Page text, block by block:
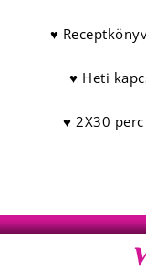
♥
♥ Heti
♥ 2X30